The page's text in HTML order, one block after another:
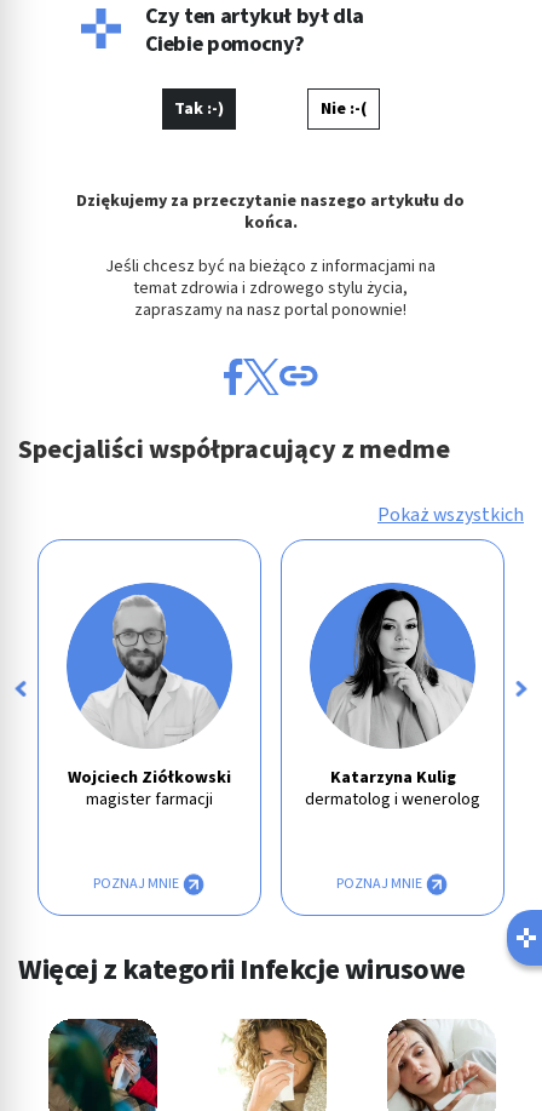
Czy ten artykuł był dla
Ciebie pomocny?
Tak :-) Nie :-(
Dziękujemy za przeczytanie naszego artykułu do
końca.
Jeśli chcesz być na bieżąco z informacjami na
temat zdrowia i zdrowego stylu życia,
zapraszamy na nasz portal ponownie!
Specjaliści współpracujący z medme
Pokaż wszystkich
Wojciech Ziółkowski
magister farmacji
POZNAJ MNIE
Katarzyna Kulig
dermatolog i wenerolog
POZNAJ MNIE
Więcej z kategorii Infekcje wirusowe